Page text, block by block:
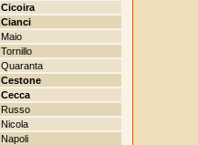
Cicoira
Cianci
Maio
Tornillo
Quaranta
Cestone
Cecca
Russo
Nicola
Napoli